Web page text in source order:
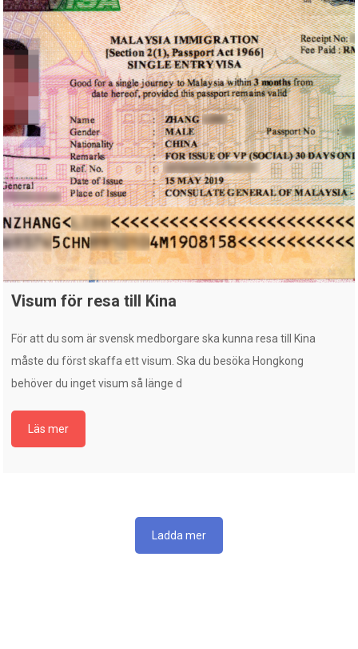
Visum för resa till Kina
För att du som är svensk medborgare ska kunna resa till Kina
måste du först skaffa ett visum. Ska du besöka Hongkong
behöver du inget visum så länge d